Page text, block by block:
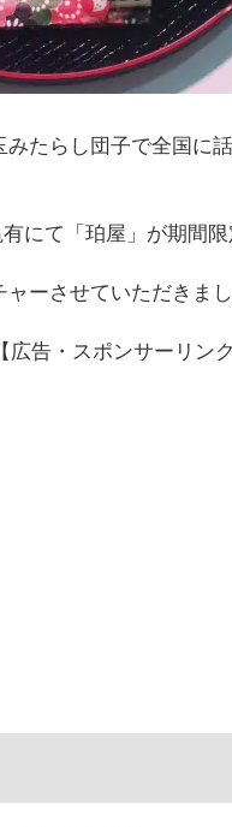
たらし団子で全国に
にて「珀屋」が期間限
ーさせていただきまし
【広告・スポンサーリンク